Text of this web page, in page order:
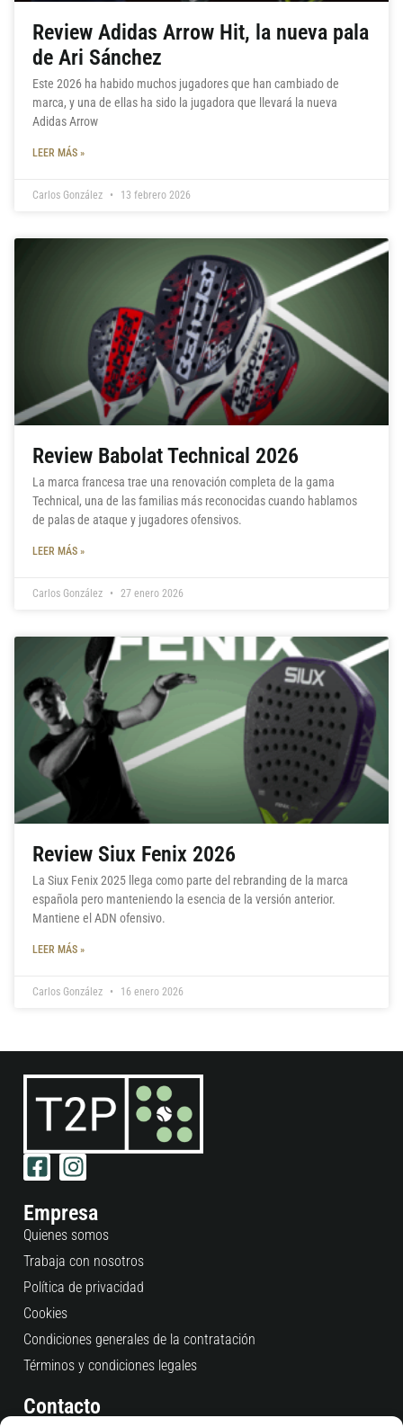
Review Adidas Arrow Hit, la nueva pala
de Ari Sánchez
Este 2026 ha habido muchos jugadores que han cambiado de
marca, y una de ellas ha sido la jugadora que llevará la nueva
Adidas Arrow
LEER MÁS »
Carlos González 13 febrero 2026
Review Babolat Technical 2026
La marca francesa trae una renovación completa de la gama
Technical, una de las familias más reconocidas cuando hablamos
de palas de ataque y jugadores ofensivos.
LEER MÁS »
Carlos González 27 enero 2026
Review Siux Fenix 2026
La Siux Fenix 2025 llega como parte del rebranding de la marca
española pero manteniendo la esencia de la versión anterior.
Mantiene el ADN ofensivo.
LEER MÁS »
Carlos González 16 enero 2026
Empresa
Quienes somos
Trabaja con nosotros
Política de privacidad
Cookies
Condiciones generales de la contratación
Términos y condiciones legales
Contacto